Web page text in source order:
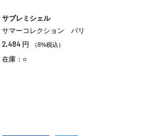
サブレミシェル
サマーコレクション パリ
2,484 円 （8%税込）
在庫：○